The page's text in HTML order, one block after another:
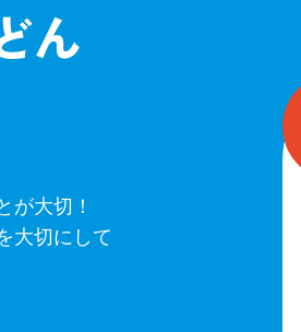
ん
が大切！
大切にして